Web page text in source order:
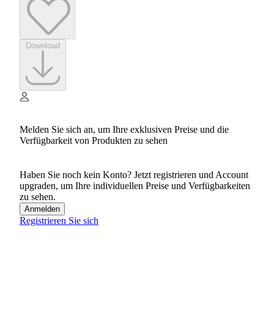
Melden Sie sich an, um Ihre exklusiven Preise und die
Verfügbarkeit von Produkten zu sehen
Haben Sie noch kein Konto? Jetzt registrieren und Account
upgraden, um Ihre individuellen Preise und Verfügbarkeiten
zu sehen.
Anmelden
Registrieren Sie sich